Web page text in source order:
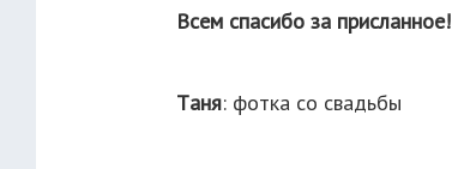
Всем спасибо за присланное!
Tаня: фотка со свадьбы